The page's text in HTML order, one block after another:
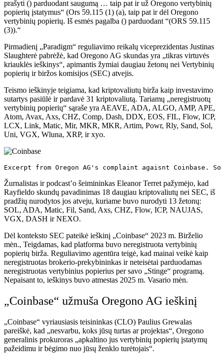
prašyti () parduodant saugumą … taip pat ir už Oregono vertybinių
popierių įstatymus“ (Ors 59.115 (1) (a), taip pat ir dėl Oregono
vertybinių popierių. Iš esmės pagalba () parduodant “(ORS 59.115
(3)).“
Pirmadienį „Paradigm“ reguliavimo reikalų viceprezidentas Justinas
Slaughterė pabrėžė, kad Oregono AG skundas yra „tikras virtuvės
kriauklės ieškinys“, apimantis žymiai daugiau žetonų nei Vertybinių
popierių ir biržos komisijos (SEC) atvejis.
Teismo ieškinyje teigiama, kad kriptovaliutų birža kaip investavimo
sutartys pasiūlė ir pardavė 31 kriptovaliutą. Tariamų „neregistruotų
vertybinių popierių“ sąraše yra AEAVE, ADA, ALGO, AMP, APE,
Atom, Avax, Axs, CHZ, Comp, Dash, DDX, EOS, FIL, Flow, ICP,
LCX, Link, Matic, Mir, MKR, MKR, Artim, Powr, Rly, Sand, Sol,
Uni, VGX, Wluna, XRP, ir xyo.
Excerpt from Oregon AG's complaint agaisnt Coinbase.
Žurnalistas ir podcast’o šeimininkas Eleanor Terret pažymėjo, kad
Rayfieldo skundų pavadinimas 18 daugiau kriptovaliutų nei SEC, iš
pradžių nurodytos jos atveju, kuriame buvo nurodyti 13 žetonų:
SOL, ADA, Matic, Fil, Sand, Axs, CHZ, Flow, ICP, NAUJAS,
VGX, DASH ir NEXO.
Dėl konteksto SEC pateikė ieškinį „Coinbase“ 2023 m. Birželio
mėn., Teigdamas, kad platforma buvo neregistruota vertybinių
popierių birža. Reguliavimo agentūra teigė, kad mainai veikė kaip
neregistruotas brokerio-prekybininkas ir neteisėtai parduodamas
neregistruotas vertybinius popierius per savo „Stinge“ programą.
Nepaisant to, ieškinys buvo atmestas 2025 m. Vasario mėn.
„Coinbase“ užmuša Oregono AG ieškinį
„Coinbase“ vyriausiasis teisininkas (CLO) Paulius Grewalas
pareiškė, kad „nesvarbu, koks jūsų turtas ar projektas“, Oregono
generalinis prokuroras „apkaltino jus vertybinių popierių įstatymų
pažeidimu ir bėgimo nuo jūsų ženklo turėtojais“.